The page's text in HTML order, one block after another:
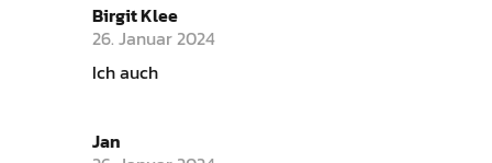
Birgit Klee
26. Januar 2024
Ich auch
Jan